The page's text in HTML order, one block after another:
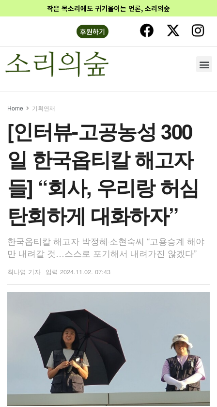
작은 목소리에도 귀기울이는 언론, 소리의숲
후원하기
Home 기획연재
[인터뷰-고공농성 300
일 한국옵티칼 해고자
들] “회사, 우리랑 허심
탄회하게 대화하자”
한국옵티칼 해고자 박정혜‧소현숙씨 “고용승계 해야
만 내려갈 것…스스로 포기해서 내려가진 않겠다”
최나영 기자 2024.11.02. 07:43